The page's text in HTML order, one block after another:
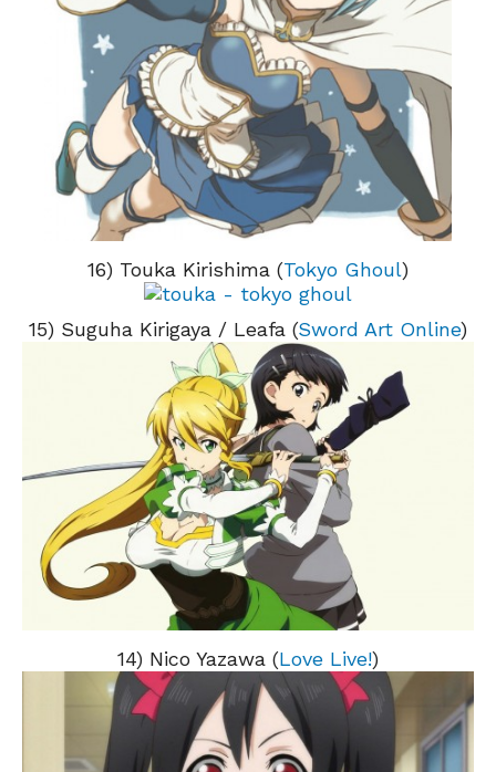
16) Touka Kirishima (Tokyo Ghoul)
15) Suguha Kirigaya / Leafa (Sword Art Online)
14) Nico Yazawa (Love Live!)